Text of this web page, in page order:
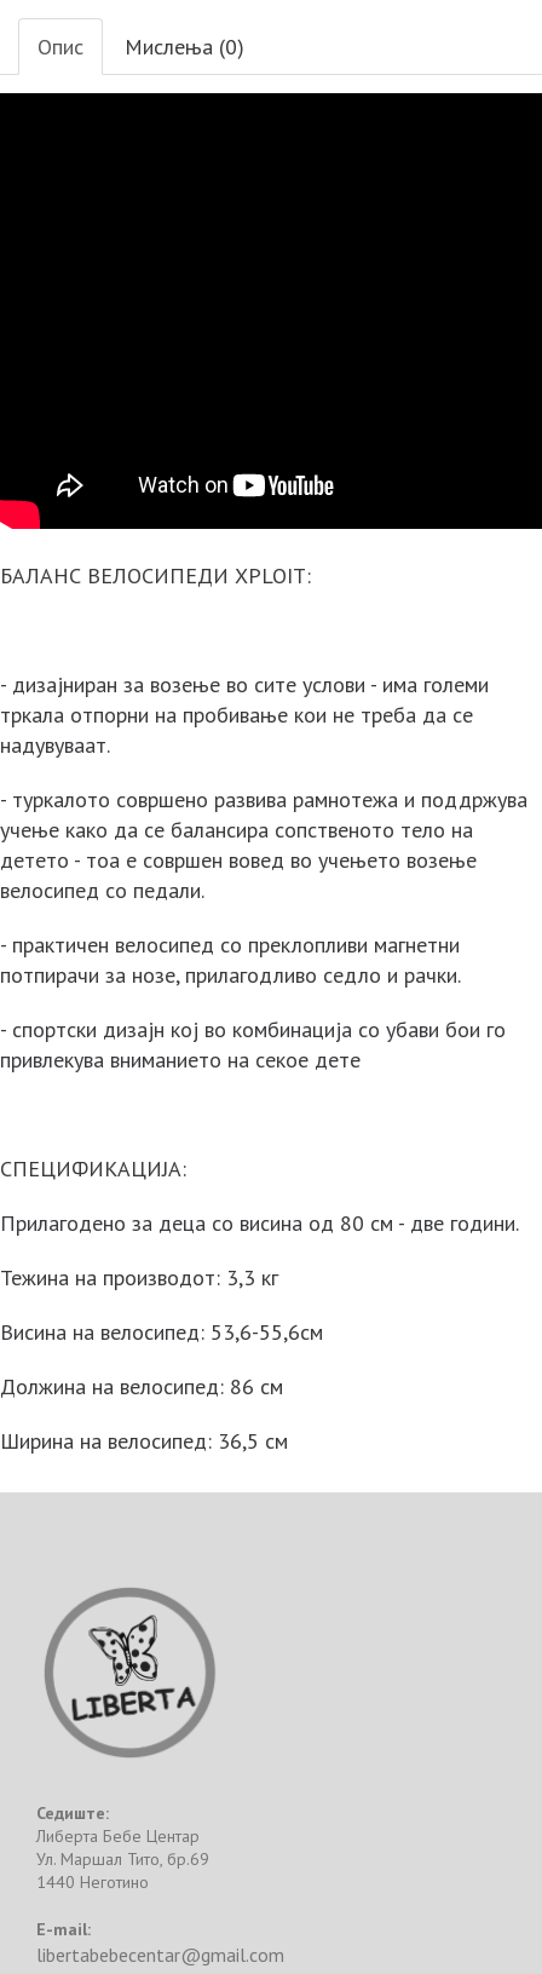
Опис Мислења (0)
БАЛАНС ВЕЛОСИПЕДИ XPLOIT:
- дизајниран за возење во сите услови - има големи
тркала отпорни на пробивање кои не треба да се
надувуваат.
- туркалото совршено развива рамнотежа и поддржува
учење како да се балансира сопственото тело на
детето - тоа е совршен вовед во учењето возење
велосипед со педали.
- практичен велосипед со преклопливи магнетни
потпирачи за нозе, прилагодливо седло и рачки.
- спортски дизајн кој во комбинација со убави бои го
привлекува вниманието на секое дете
СПЕЦИФИКАЦИЈА:
Прилагодено за деца со висина од 80 см - две години.
Тежина на производот: 3,3 кг
Висина на велосипед: 53,6-55,6см
Должина на велосипед: 86 см
Ширина на велосипед: 36,5 см
Седиште:
Либерта Бебе Центар
Ул. Маршал Тито, бр.69
1440 Неготино
E-mail:
libertabebecentar@gmail.com